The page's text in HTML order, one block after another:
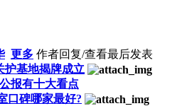
更多 作者回复/查看最后发表
护基地揭牌成立
报有十大看点
口碑哪家最好?